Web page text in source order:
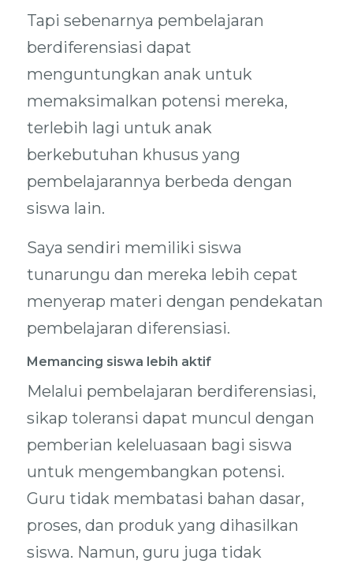
Tapi sebenarnya pembelajaran
berdiferensiasi dapat
menguntungkan anak untuk
memaksimalkan potensi mereka,
terlebih lagi untuk anak
berkebutuhan khusus yang
pembelajarannya berbeda dengan
siswa lain.
Saya sendiri memiliki siswa
tunarungu dan mereka lebih cepat
menyerap materi dengan pendekatan
pembelajaran diferensiasi.
Memancing siswa lebih aktif
Melalui pembelajaran berdiferensiasi,
sikap toleransi dapat muncul dengan
pemberian keleluasaan bagi siswa
untuk mengembangkan potensi.
Guru tidak membatasi bahan dasar,
proses, dan produk yang dihasilkan
siswa. Namun, guru juga tidak